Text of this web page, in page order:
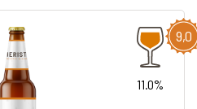
9,0
11.0%